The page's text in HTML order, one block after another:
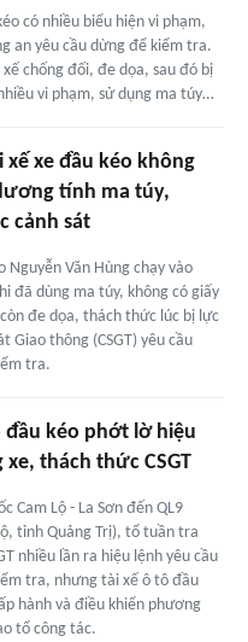
có nhiều biểu hiện vi phạm,
an yêu cầu dừng để kiểm tra.
chống đối, đe dọa, sau đó bị
vi phạm, sử dụng ma túy…
xế xe đầu kéo không
tính ma túy,
cảnh sát
Nguyễn Văn Hùng chạy vào
đã dùng ma túy, không có giấy
còn đe dọa, thách thức lúc bị lực
Giao thông (CSGT) yêu cầu
tra.
đầu kéo phớt lờ hiệu
xe, thách thức CSGT
Cam Lộ - La Sơn đến QL9
tỉnh Quảng Trị), tổ tuần tra
nhiều lần ra hiệu lệnh yêu cầu
tra, nhưng tài xế ô tô đầu
hành và điều khiển phương
tổ công tác.